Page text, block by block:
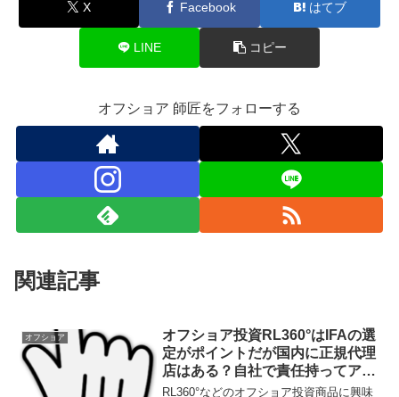
X Facebook はてブ
LINE コピー
オフショア 師匠をフォローする
関連記事
オフショア
オフショア投資RL360°はIFAの選
定がポイントだが国内に正規代理
店はある？自社で責任持ってアフ
ターサポートをしてもらうべし！
RL360°などのオフショア投資商品に興味